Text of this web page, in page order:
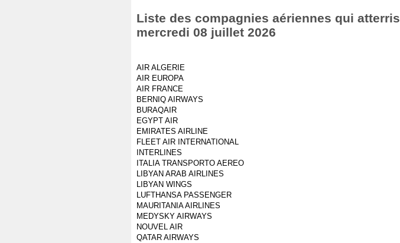
Liste des compagnies aériennes qui
mercredi 08 juillet 2026
AIR ALGERIE
AIR EUROPA
AIR FRANCE
BERNIQ AIRWAYS
BURAQAIR
EGYPT AIR
EMIRATES AIRLINE
FLEET AIR INTERNATIONAL
INTERLINES
ITALIA TRANSPORTO AEREO
LIBYAN ARAB AIRLINES
LIBYAN WINGS
LUFTHANSA PASSENGER
MAURITANIA AIRLINES
MEDYSKY AIRWAYS
NOUVEL AIR
QATAR AIRWAYS